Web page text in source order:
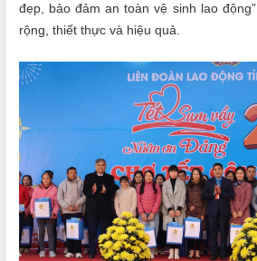
đẹp, bảo đảm an toàn vệ sinh lao
rộng, thiết thực và hiệu quả.